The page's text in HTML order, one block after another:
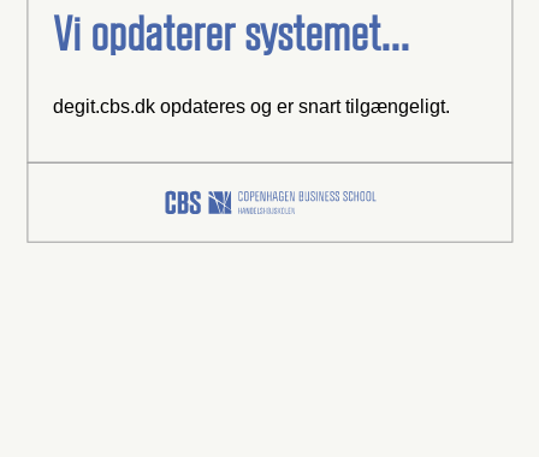
Vi opdaterer systemet...
degit.cbs.dk opdateres og er snart tilgængeligt.